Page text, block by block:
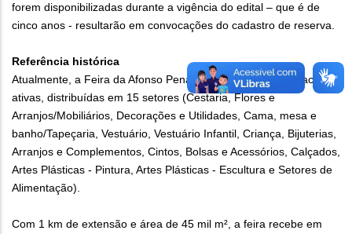
forem disponibilizadas durante a vigência do edital – que é de
cinco anos - resultarão em convocações do cadastro de reserva.
Referência histórica
Atualmente, a Feira da Afonso Pena conta com 1.508 barracas
ativas, distribuídas em 15 setores (Cestaria, Flores e
Arranjos/Mobiliários, Decorações e Utilidades, Cama, mesa e
banho/Tapeçaria, Vestuário, Vestuário Infantil, Criança, Bijuterias,
Arranjos e Complementos, Cintos, Bolsas e Acessórios, Calçados,
Artes Plásticas - Pintura, Artes Plásticas - Escultura e Setores de
Alimentação).
Com 1 km de extensão e área de 45 mil m², a feira recebe em